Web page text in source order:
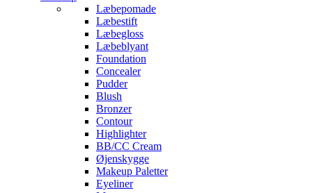
Læbepomade
Læbestift
Læbegloss
Læbeblyant
Foundation
Concealer
Pudder
Blush
Bronzer
Contour
Highlighter
BB/CC Cream
Øjenskygge
Makeup Paletter
Eyeliner